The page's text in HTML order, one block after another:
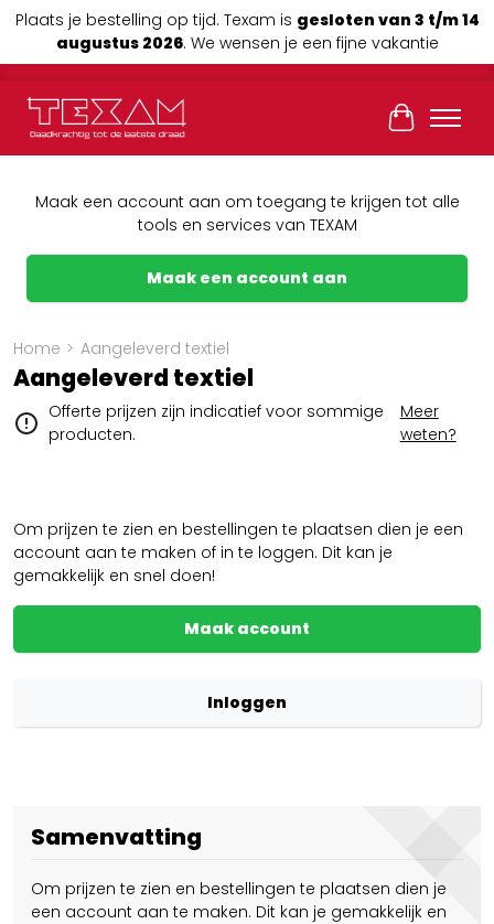
Plaats je bestelling op tijd. Texam is gesloten van 3 t/m 14
augustus 2026. We wensen je een fijne vakantie
Maak een account aan om toegang te krijgen tot alle
tools en services van TEXAM
Maak een account aan
Home > Aangeleverd textiel
Aangeleverd textiel
Offerte prijzen zijn indicatief voor sommige
producten.
Meer
weten?
Om prijzen te zien en bestellingen te plaatsen dien je een
account aan te maken of in te loggen. Dit kan je
gemakkelijk en snel doen!
Maak account
Inloggen
Samenvatting
Om prijzen te zien en bestellingen te plaatsen dien je
een account aan te maken. Dit kan je gemakkelijk en